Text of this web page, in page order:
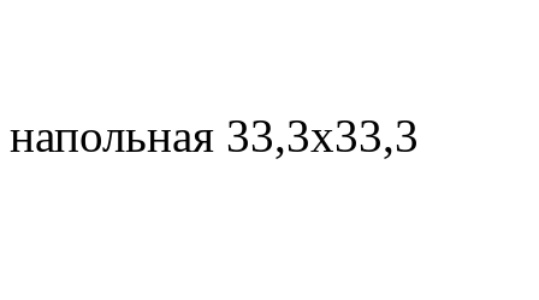
напольная 33,3х33,3